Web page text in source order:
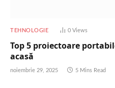
TEHNOLOGIE 0 Views
Top 5 proiectoare
acasă
noiembrie 29, 2025 5 Mins Read